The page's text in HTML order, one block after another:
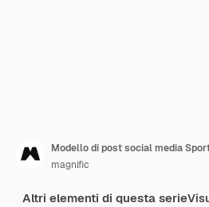
Modello di post social media
magnific
Altri elementi di questa serie